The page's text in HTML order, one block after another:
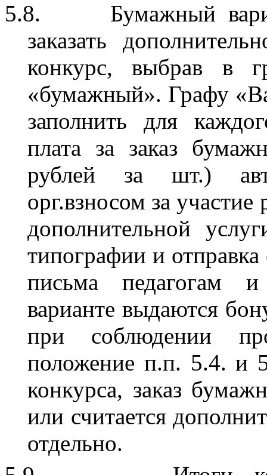
5.8.
Бумажный
заказать
конкурс, выбрав в
«бумажный». Графу
заполнить для
плата за заказ
рублей за шт.)
орг.взносом за
дополнительной
типографии и отправка
письма педагогам
варианте выдаются
при соблюдении
положение п.п. 5.4. и
конкурса, заказ
или считается
отдельно.